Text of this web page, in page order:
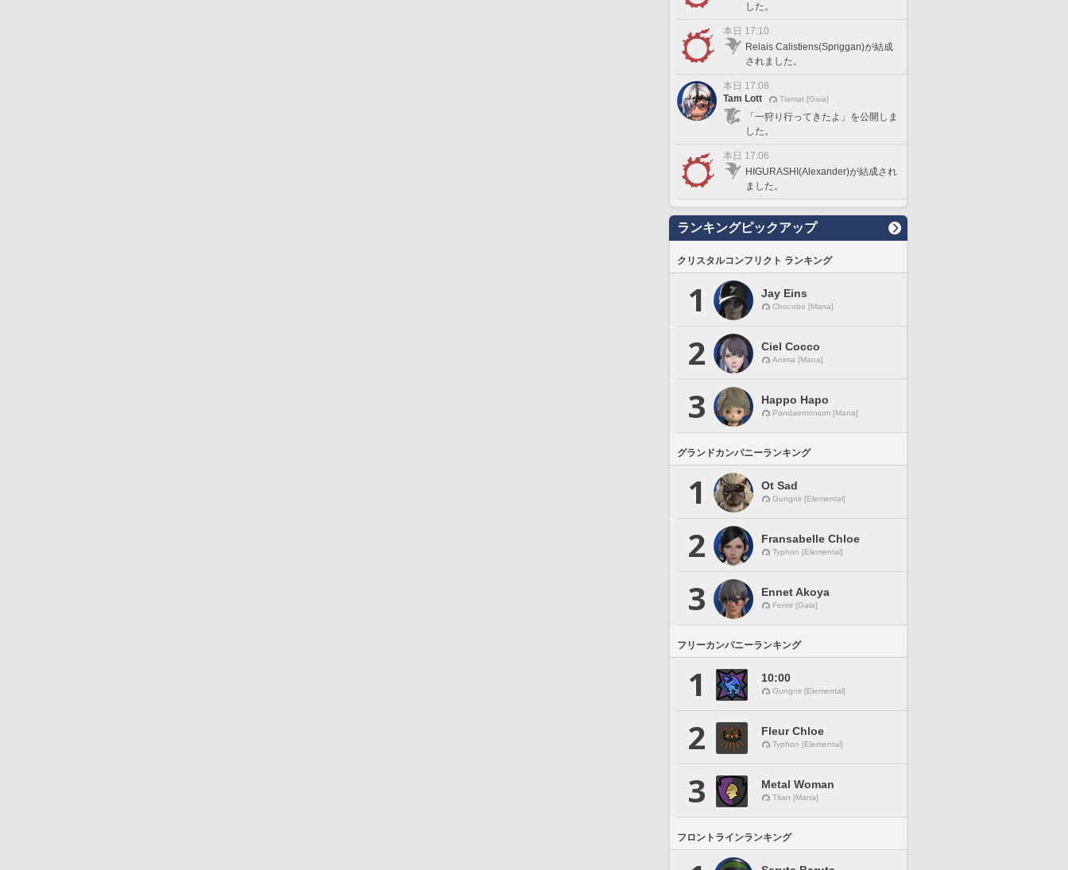
した。
本日 17:10
Relais Calistiens(Spriggan)が結成
されました。
本日 17:08
Tam Lott
Tiamat [Gaia]
「一狩り行ってきたよ」を公開しま
した。
本日 17:06
HIGURASHI(Alexander)が結成され
ました。
ランキングピックアップ
クリスタルコンフリクト ランキング
1 Jay Eins
Chocobo [Mana]
2 Ciel Cocco
Anima [Mana]
3 Happo Hapo
Pandaemonium [Mana]
グランドカンパニーランキング
1 Ot Sad
Gungnir [Elemental]
2 Fransabelle Chloe
Typhon [Elemental]
3 Ennet Akoya
Fenrir [Gaia]
フリーカンパニーランキング
1 10:00
Gungnir [Elemental]
2 Fleur Chloe
Typhon [Elemental]
3 Metal Woman
Titan [Mana]
フロントラインランキング